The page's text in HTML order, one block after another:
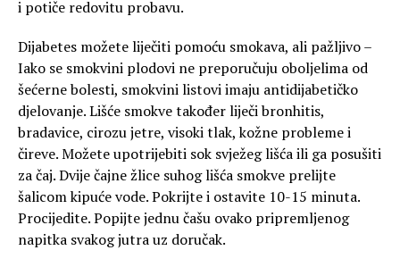
i potiče redovitu probavu.
Dijabetes možete liječiti pomoću smokava, ali pažljivo –
Iako se smokvini plodovi ne preporučuju oboljelima od
šećerne bolesti, smokvini listovi imaju antidijabetičko
djelovanje. Lišće smokve također liječi bronhitis,
bradavice, cirozu jetre, visoki tlak, kožne probleme i
čireve. Možete upotrijebiti sok svježeg lišća ili ga posušiti
za čaj. Dvije čajne žlice suhog lišća smokve prelijte
šalicom kipuće vode. Pokrijte i ostavite 10-15 minuta.
Procijedite. Popijte jednu čašu ovako pripremljenog
napitka svakog jutra uz doručak.